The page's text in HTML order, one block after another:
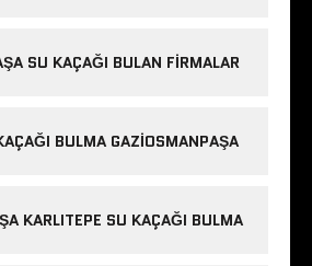
SU KAÇAĞI BULAN FIRMALAR
BULMA GAZIOSMANPAŞA
KARLITEPE SU KAÇAĞI BULMA